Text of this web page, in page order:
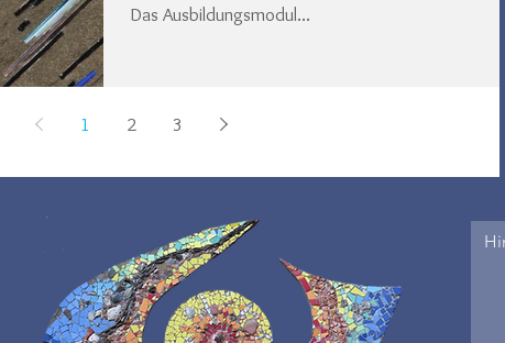
Das Ausbildungsmodul...
1 2 3